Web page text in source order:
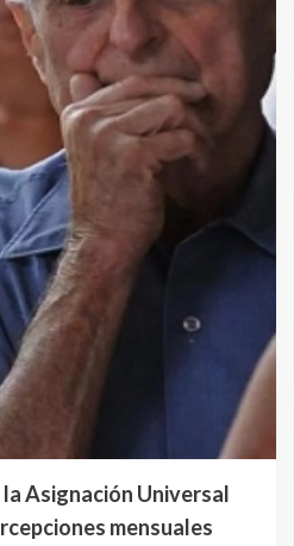
Asignación Universal
mensuales